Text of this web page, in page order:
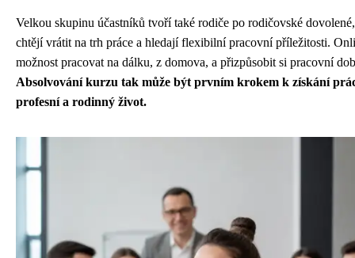
Velkou skupinu účastníků tvoří také rodiče po rodičovské
chtějí vrátit na trh práce a hledají flexibilní pracovní příležitosti.
možnost pracovat na dálku, z domova, a přizpůsobit si pracovní
Absolvování kurzu tak může být prvním krokem k získání
profesní a rodinný život.